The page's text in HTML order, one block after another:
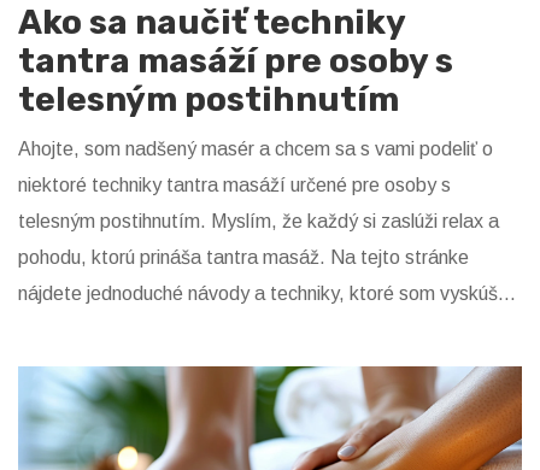
Ako sa naučiť techniky
tantra masáží pre osoby s
telesným postihnutím
Ahojte, som nadšený masér a chcem sa s vami podeliť o
niektoré techniky tantra masáží určené pre osoby s
telesným postihnutím. Myslím, že každý si zaslúži relax a
pohodu, ktorú prináša tantra masáž. Na tejto stránke
nájdete jednoduché návody a techniky, ktoré som vyskúšal
a spokojnosti so mnou. Už čoskoro zistíte, aké to je
vlastne jednoduché.